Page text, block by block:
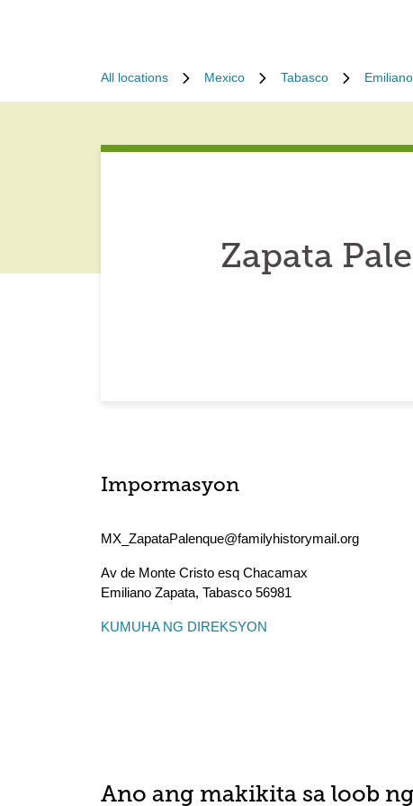
All locations Mexico Tabasco
Zapata
Impormasyon
MX_ZapataPalenque@familyhistorymail.org
Av de Monte Cristo esq Chacamax
Emiliano Zapata, Tabasco 56981
KUMUHA NG DIREKSYON
Ano ang makikita sa loob